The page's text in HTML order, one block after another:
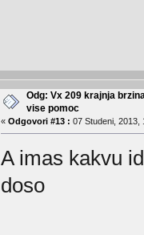
Odg: Vx 209 krajnja
vise pomoc
« Odgovori #13 : 07 Studeni, 2013,
A imas kakvu
doso